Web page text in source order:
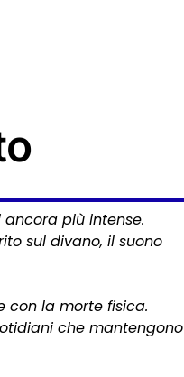
più intense.
sul divano, il suono
con la morte fisica.
che mantengono